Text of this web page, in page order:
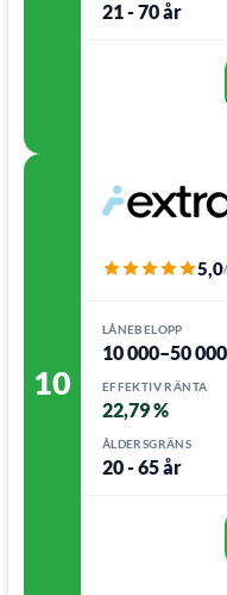
21 - 70 år
10
5,0
LÅNEBELOPP
10 000–50
EFFEKTIV RÄNTA
22,79 %
ÅLDERSGRÄNS
20 - 65 år